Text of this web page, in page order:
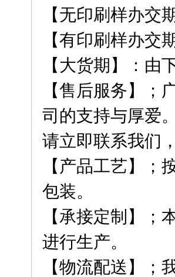
【无印刷样办交
【有印刷样办交
【 大货期 】
：由
【售后服务】；
司的支持与厚爱
请立即联系我们
【产品工艺】；
包装。
【承接定制】；
进行生产。
【物流配送】；